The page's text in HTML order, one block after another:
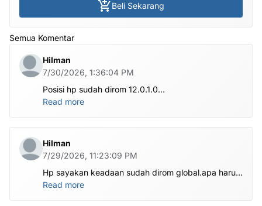
Beli Sekarang
Semua Komentar
Hilman
7/30/2026, 1:36:04 PM
Posisi hp sudah dirom 12.0.1.0
.habis ubl apa perlu flash Rom lagi om.tolong om
Read more
Hilman
7/29/2026, 11:23:09 PM
Hp sayakan keadaan sudah dirom global.apa harus
ditest poin dlu bang
Read more